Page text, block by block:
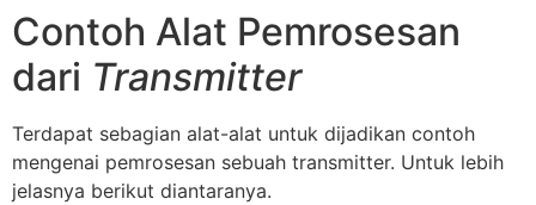
Contoh Alat Pemrosesan
dari Transmitter
Terdapat sebagian alat-alat untuk dijadikan contoh
mengenai pemrosesan sebuah transmitter. Untuk lebih
jelasnya berikut diantaranya.